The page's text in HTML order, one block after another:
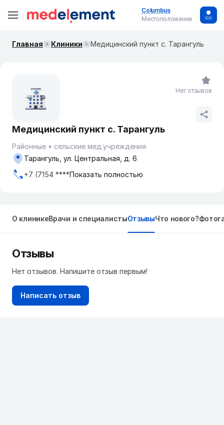
Columbus
Местоположение
Главная Клиники Медицинский пункт с. Тарангуль
Медицинский пункт с. Тарангуль
Районные
сельские мед.учреждения
Тарангуль, ул. Центральная, д. 6
+7 (7154 ****Показать полностью
Нет отзывов
О клиникеВрачи и специалистыОтзывыЧто нового?
Отзывы
Нет отзывов. Напишите отзыв первым!
Написать отзыв